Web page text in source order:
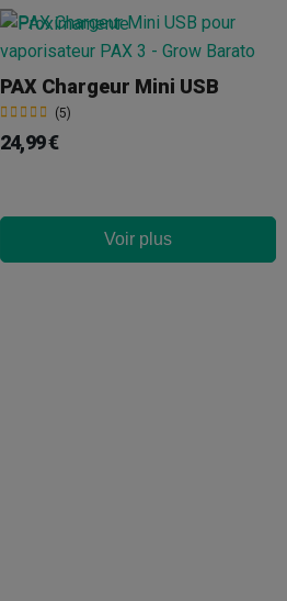
PAX Chargeur Mini USB
(5)
24,99 €
Voir plus